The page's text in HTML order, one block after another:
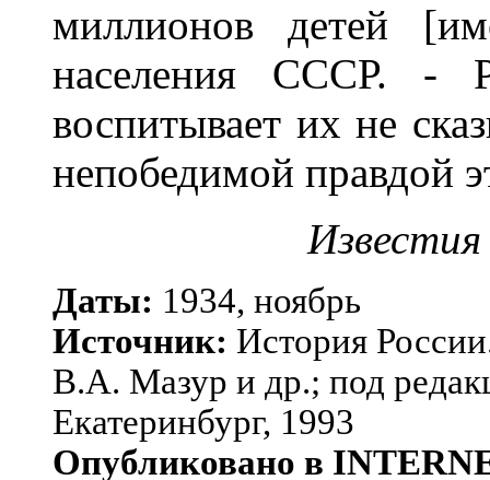
миллионов детей
населения СССР.
воспитывает их не
непобедимой правдой
Даты: 1934, ноябрь
Источник: История
В.А. Мазур и др.; под
Екатеринбург, 1993
Опубликовано в